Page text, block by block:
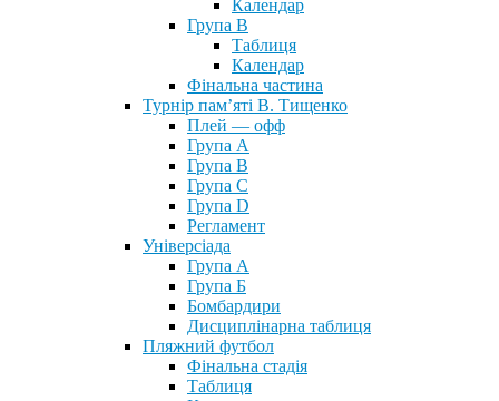
Календар
Група В
Таблиця
Календар
Фінальна частина
Турнір пам’яті В. Тищенко
Плей — офф
Група А
Група B
Група С
Група D
Регламент
Універсіада
Група А
Група Б
Бомбардири
Дисциплінарна таблиця
Пляжний футбол
Фінальна стадія
Таблиця